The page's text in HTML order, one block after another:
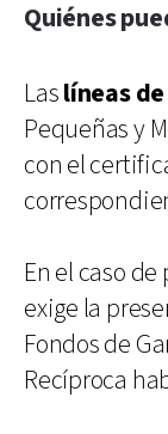
Quiénes
Laslíneas
Pequeñas y
con el
En el caso
exige la
Fondos de
Recíproca